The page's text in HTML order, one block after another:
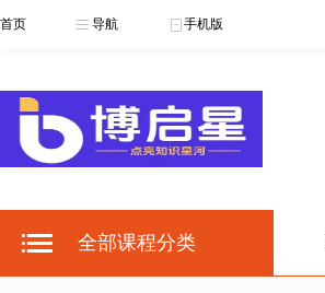
首页 导航 手机版
全部课程分类